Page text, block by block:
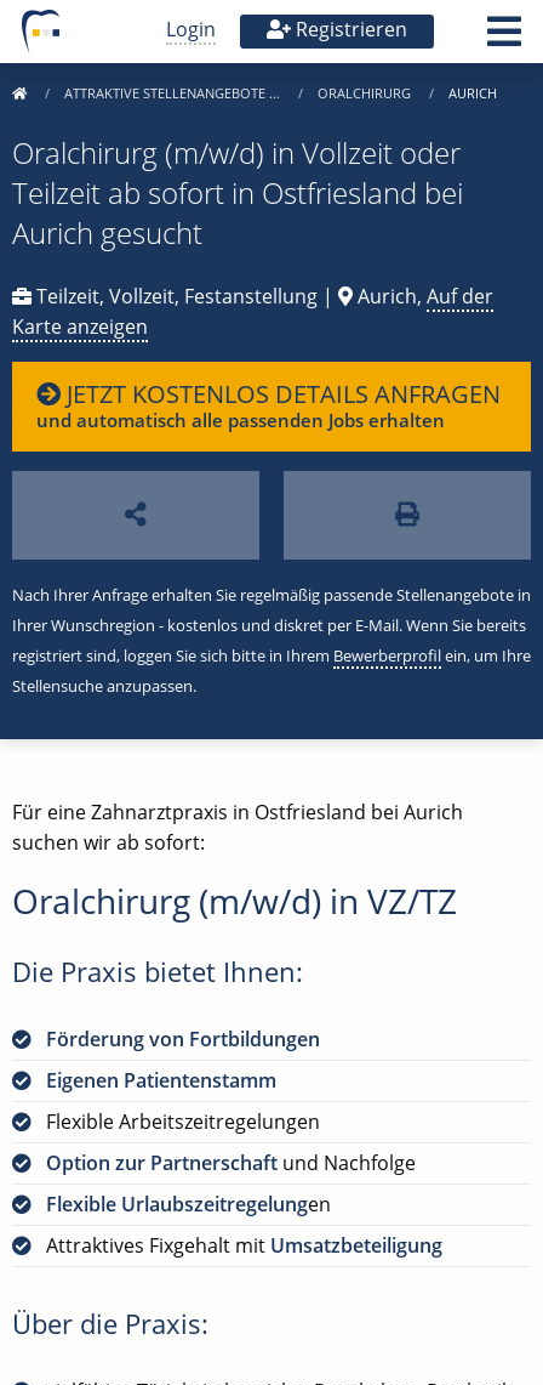
Login Registrieren
ATTRAKTIVE STELLENANGEBOTE … ORALCHIRURG AURICH
Oralchirurg (m/w/d) in Vollzeit oder
Teilzeit ab sofort in Ostfriesland bei
Aurich gesucht
Teilzeit, Vollzeit, Festanstellung | Aurich, Auf der
Karte anzeigen
JETZT KOSTENLOS DETAILS ANFRAGEN
und automatisch alle passenden Jobs erhalten
Nach Ihrer Anfrage erhalten Sie regelmäßig passende Stellenangebote in
Ihrer Wunschregion - kostenlos und diskret per E-Mail. Wenn Sie bereits
registriert sind, loggen Sie sich bitte in Ihrem Bewerberprofilein, um Ihre
Stellensuche anzupassen.
Für eine Zahnarztpraxis in Ostfriesland bei Aurich
suchen wir ab sofort:
Oralchirurg (m/w/d) in VZ/TZ
Die Praxis bietet Ihnen:
Förderung von Fortbildungen
Eigenen Patientenstamm
Flexible Arbeitszeitregelungen
Option zur Partnerschaft und Nachfolge
Flexible Urlaubszeitregelungen
Attraktives Fixgehalt mit Umsatzbeteiligung
Über die Praxis: